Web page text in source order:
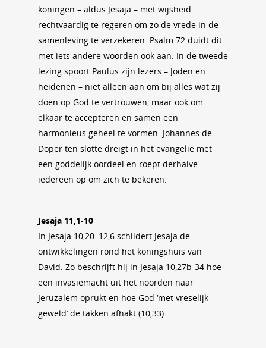
koningen – aldus Jesaja – met wijsheid
rechtvaardig te regeren om zo de vrede in de
samenleving te verzekeren. Psalm 72 duidt dit
met iets andere woorden ook aan. In de tweede
lezing spoort Paulus zijn lezers – Joden en
heidenen – niet alleen aan om bij alles wat zij
doen op God te vertrouwen, maar ook om
elkaar te accepteren en samen een
harmonieus geheel te vormen. Johannes de
Doper ten slotte dreigt in het evangelie met
een goddelijk oordeel en roept derhalve
iedereen op om zich te bekeren.
Jesaja 11,1-10
In Jesaja 10,20–12,6 schildert Jesaja de
ontwikkelingen rond het koningshuis van
David. Zo beschrijft hij in Jesaja 10,27b-34 hoe
een invasiemacht uit het noorden naar
Jeruzalem oprukt en hoe God ‘met vreselijk
geweld’ de takken afhakt (10,33).